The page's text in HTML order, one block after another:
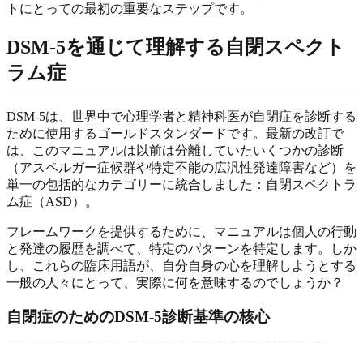
トにとっての最初の重要なステップです。
DSM-5を通じて理解する自閉スペクト
ラム症
DSM-5は、世界中で心理学者と精神科医が自閉症を診断する
ために使用するゴールドスタンダードです。最新の改訂で
は、このマニュアルは以前は分離していたいくつかの診断
（アスペルガー症候群や特定不能の広汎性発達障害など）を
単一の包括的なカテゴリーに統合しました：自閉スペクトラ
ム症（ASD）。
フレームワークを提供するために、マニュアルは個人の行動
と発達の履歴を調べて、特定のパターンを特定します。しか
し、これらの臨床用語が、自分自身の心を理解しようとする
一般の人々にとって、実際に何を意味するのでしょうか？
自閉症のためのDSM-5診断基準の核心